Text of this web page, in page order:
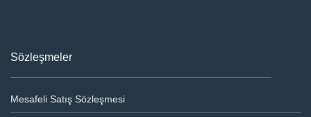
Sözleşmeler
Mesafeli Satış Sözleşmesi